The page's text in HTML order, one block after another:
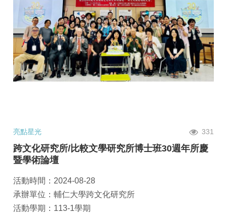
亮點星光 331
跨文化研究所/比較文學研究所博士班30週年所慶
暨學術論壇
活動時間：2024-08-28
承辦單位：輔仁大學跨文化研究所
活動學期：113-1學期